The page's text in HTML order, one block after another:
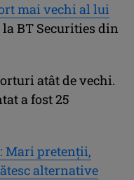
mai vechi al lui
BT Securities din
atât de vechi.
a fost 25
Mari pretenţii,
alternative